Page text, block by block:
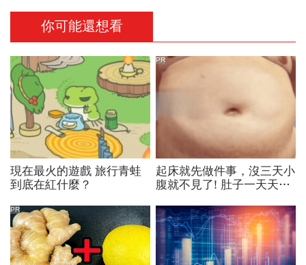
你可能還想看
現在最火的遊戲 旅行青蛙
到底在紅什麼？
起床就先做件事，沒三天小
腹就不見了! 肚子一天天變
PR
PR